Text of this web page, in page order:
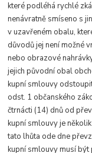
které podléhá rychlé
nenávratně smíseno s
v uzavřeném obalu,
důvodů jej není možné
nebo obrazové
jejich původní obal
kupní smlouvy
odst. 1 občanského
čtrnácti (14) dnů od
kupní smlouvy je
tato lhůta ode dne
kupní smlouvy musí